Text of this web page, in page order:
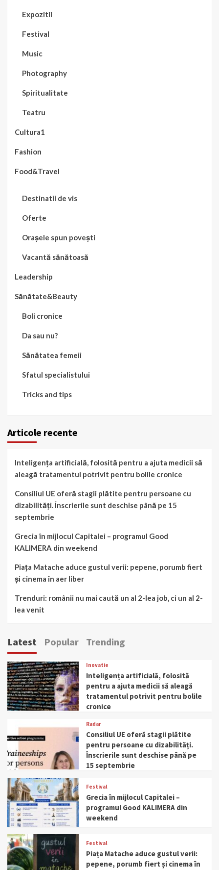
Expozitii
Festival
Music
Photography
Spiritualitate
Teatru
Cultura1
Fashion
Food&Travel
Destinatii de vis
Oferte
Orașele spun povești
Vacantă sănătoasă
Leadership
Sănătate&Beauty
Boli cronice
Da sau nu?
Sănătatea femeii
Sfatul specialistului
Tricks and tips
Articole recente
Inteligența artificială, folosită pentru a ajuta medicii să
aleagă tratamentul potrivit pentru bolile cronice
Consiliul UE oferă stagii plătite pentru persoane cu
dizabilități. Înscrierile sunt deschise până pe 15
septembrie
Grecia în mijlocul Capitalei – programul Good
KALIMERA din weekend
Piața Matache aduce gustul verii: pepene, porumb fiert
și cinema în aer liber
Trenduri: românii nu mai caută un al 2-lea job, ci un al 2-
lea venit
Latest Popular Trending
Inovatie
Inteligența artificială, folosită
pentru a ajuta medicii să aleagă
tratamentul potrivit pentru bolile
cronice
Radar
Consiliul UE oferă stagii plătite
pentru persoane cu dizabilități.
Înscrierile sunt deschise până pe
15 septembrie
Festival
Grecia în mijlocul Capitalei –
programul Good KALIMERA din
weekend
Festival
Piața Matache aduce gustul verii:
pepene, porumb fiert și cinema în